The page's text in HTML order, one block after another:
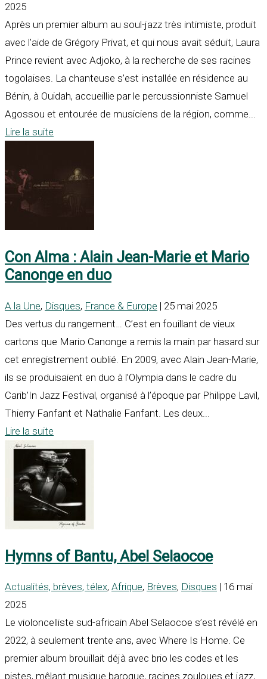
2025
Après un premier album au soul-jazz très intimiste, produit
avec l’aide de Grégory Privat, et qui nous avait séduit, Laura
Prince revient avec Adjoko, à la recherche de ses racines
togolaises. La chanteuse s’est installée en résidence au
Bénin, à Ouidah, accueillie par le percussionniste Samuel
Agossou et entourée de musiciens de la région, comme...
Lire la suite
Con Alma : Alain Jean-Marie et Mario
Canonge en duo
A la Une, Disques, France & Europe | 25 mai 2025
Des vertus du rangement… C’est en fouillant de vieux
cartons que Mario Canonge a remis la main par hasard sur
cet enregistrement oublié. En 2009, avec Alain Jean-Marie,
ils se produisaient en duo à l’Olympia dans le cadre du
Carib’In Jazz Festival, organisé à l’époque par Philippe Lavil,
Thierry Fanfant et Nathalie Fanfant. Les deux...
Lire la suite
Hymns of Bantu, Abel Selaocoe
Actualités, brèves, télex, Afrique, Brèves, Disques | 16 mai
2025
Le violoncelliste sud-africain Abel Selaocoe s’est révélé en
2022, à seulement trente ans, avec Where Is Home. Ce
premier album brouillait déjà avec brio les codes et les
pistes, mêlant musique baroque, racines zouloues et jazz,